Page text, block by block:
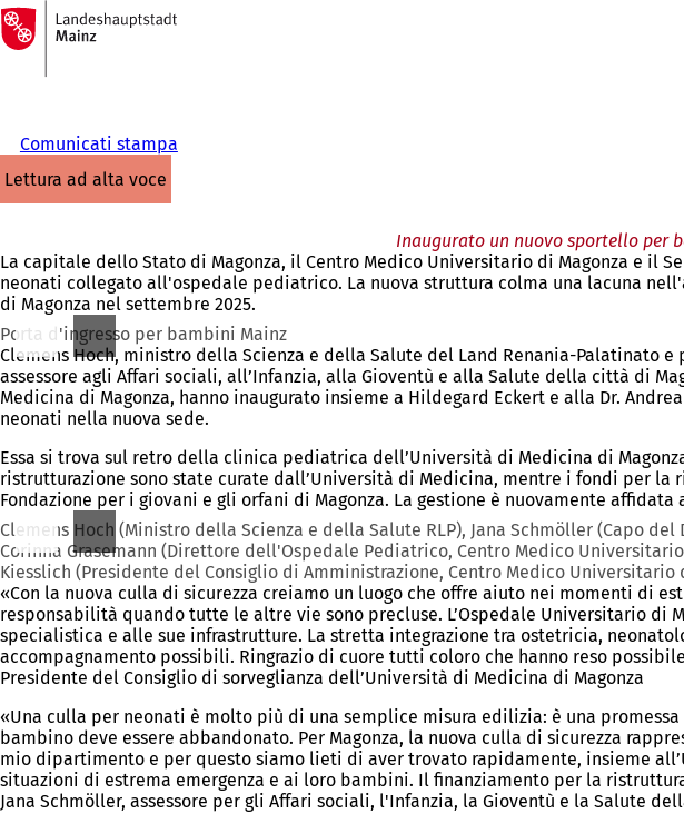
Vai al contenuto
Alla
pagina
iniziale
Comunicati stampa
lettura ad alta voce
Inaugurato un nuovo sportello per
La capitale dello Stato di Magonza, il Centro Medico Universitario di Magonza e il
neonati collegato all'ospedale pediatrico. La nuova struttura colma una lacuna
di Magonza nel settembre 2025.
Porta d'ingresso per bambini Mainz
Clemens Hoch, ministro della Scienza e della Salute del Land Renania-Palatinato
assessore agli Affari sociali, all’Infanzia, alla Gioventù e alla Salute della città di
Medicina di Magonza, hanno inaugurato insieme a Hildegard Eckert e alla Dr.
neonati nella nuova sede.
Essa si trova sul retro della clinica pediatrica dell’Università di Medicina di
ristrutturazione sono state curate dall’Università di Medicina, mentre i fondi per
Fondazione per i giovani e gli orfani di Magonza. La gestione è nuovamente
Clemens Hoch (Ministro della Scienza e della Salute RLP), Jana Schmöller (Capo
Corinna Grasemann (Direttore dell'Ospedale Pediatrico, Centro Medico
Kiesslich (Presidente del Consiglio di Amministrazione, Centro Medico
«Con la nuova culla di sicurezza creiamo un luogo che offre aiuto nei momenti di
responsabilità quando tutte le altre vie sono precluse. L’Ospedale Universitario
specialistica e alle sue infrastrutture. La stretta integrazione tra ostetricia,
accompagnamento possibili. Ringrazio di cuore tutti coloro che hanno reso
Presidente del Consiglio di sorveglianza dell’Università di Medicina di Magonza
«Una culla per neonati è molto più di una semplice misura edilizia: è una
bambino deve essere abbandonato. Per Magonza, la nuova culla di sicurezza
mio dipartimento e per questo siamo lieti di aver trovato rapidamente, insieme
situazioni di estrema emergenza e ai loro bambini. Il finanziamento per la
Jana Schmöller, assessore per gli Affari sociali, l'Infanzia, la Gioventù e la Salute